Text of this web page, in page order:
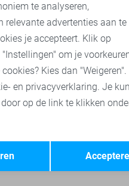
Pieces blazers
Opslaan
te analyseren,
relevante advertenties aan te
je accepteert. Klik op
om je
Kies dan "Weigeren".
en privacyverklaring. Je
op de link te klikken